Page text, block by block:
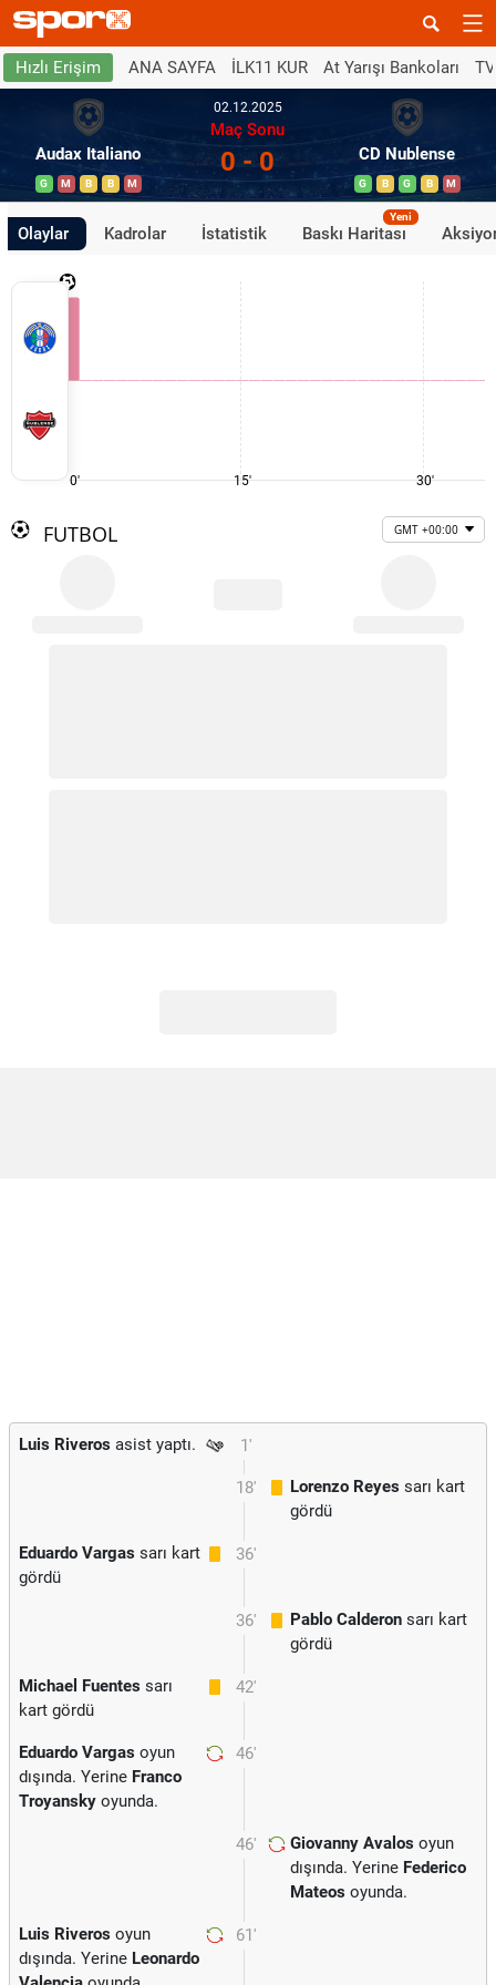
Hızlı Erişim ANA SAYFA İLK11 KUR At Yarışı Bankoları
Audax Italiano
G M B B M
02.12.2025
Maç Sonu
0 - 0 CD Nublense
G B G B M
Olaylar Kadrolar İstatistik Baskı Haritası
Yeni
0' 15' 30'
FUTBOL GMT +00:00
1'
Luis Riveros asist yaptı.
18' Lorenzo Reyes sarı kart
gördü
36'
Eduardo Vargas sarı kart
gördü
36' Pablo Calderon sarı kart
gördü
42'
Michael Fuentes sarı
kart gördü
46'
Eduardo Vargas oyun
dışında. Yerine Franco
Troyansky oyunda.
46' Giovanny Avalos oyun
dışında. Yerine Federico
Mateos oyunda.
61'
Luis Riveros oyun
dışında. Yerine Leonardo